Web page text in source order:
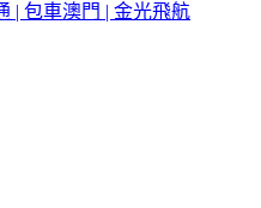
| 包車澳門 | 金光飛航